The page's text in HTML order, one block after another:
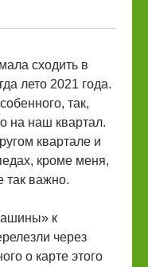
сходить в
лето 2021 года.
так,
на наш квартал.
квартале и
кроме меня,
так важно.
к
через
о карте этого